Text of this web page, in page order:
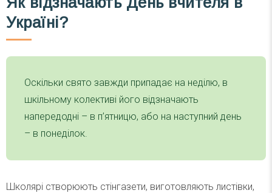
Україні?
Оскільки свято завжди припадає на неділю, в
шкільному колективі його відзначають
напередодні – в п’ятницю, або на наступний день
– в понеділок.
Школярі створюють стінгазети, виготовляють листівки,